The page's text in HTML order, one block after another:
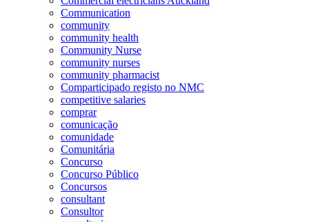
Communication
community
community health
Community Nurse
community nurses
community pharmacist
Comparticipado registo no NMC
competitive salaries
comprar
comunicação
comunidade
Comunitária
Concurso
Concurso Público
Concursos
consultant
Consultor